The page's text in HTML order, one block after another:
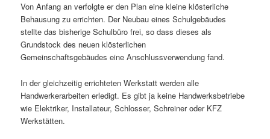
Von Anfang an verfolgte er den Plan eine kleine klösterliche
Behausung zu errichten. Der Neubau eines Schulgebäudes
stellte das bisherige Schulbüro frei, so dass dieses als
Grundstock des neuen klösterlichen
Gemeinschaftsgebäudes eine Anschlussverwendung fand.
In der gleichzeitig errichteten Werkstatt werden alle
Handwerkerarbeiten erledigt. Es gibt ja keine Handwerksbetriebe
wie Elektriker, Installateur, Schlosser, Schreiner oder KFZ
Werkstätten.